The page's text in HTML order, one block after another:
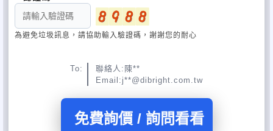
為避免垃圾訊息，請協助輸入驗證碼，謝謝您的耐心
To:
聯絡人:陳**
Email:j**@dibright.com.tw
免費詢價 / 詢問看看